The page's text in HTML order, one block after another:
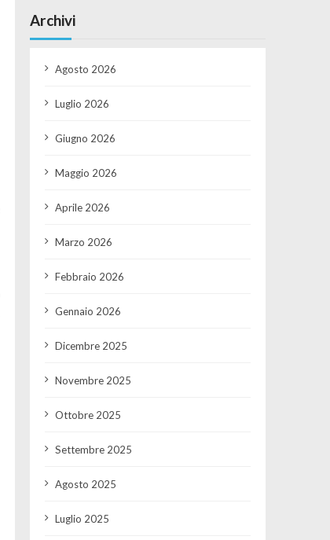
Archivi
Agosto 2026
Luglio 2026
Giugno 2026
Maggio 2026
Aprile 2026
Marzo 2026
Febbraio 2026
Gennaio 2026
Dicembre 2025
Novembre 2025
Ottobre 2025
Settembre 2025
Agosto 2025
Luglio 2025